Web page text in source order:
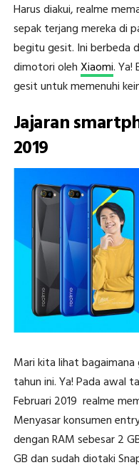
Harus diakui, realme
sepak terjang mereka di
begitu gesit. Ini berbeda
dimotori olehXiaomi. Ya!
gesit untuk memenuhi
Jajaran
2019
Mari kita lihat
tahun ini. Ya! Pada awal
Februari 2019 realme
Menyasar konsumen
dengan RAM sebesar 2
GB dan sudah diotaki